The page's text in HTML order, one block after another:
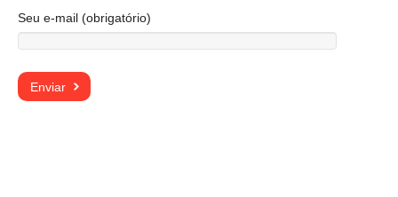
Seu e-mail (obrigatório)